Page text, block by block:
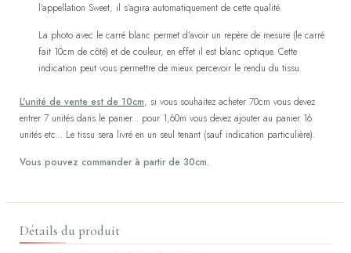
l'appellation Sweet, il s'agira automatiquement de cette qualité.
La photo avec le carré blanc permet d'avoir un repère de mesure (le carré
fait 10cm de côté) et de couleur, en effet il est blanc optique. Cette
indication peut vous permettre de mieux percevoir le rendu du tissu.
L'unité de vente est de 10cm, si vous souhaitez acheter 70cm vous devez
entrer 7 unités dans le panier... pour 1,60m vous devez ajouter au panier 16
unités etc... Le tissu sera livré en un seul tenant (sauf indication particulière).
Vous pouvez commander à partir de 30cm.
Détails du produit